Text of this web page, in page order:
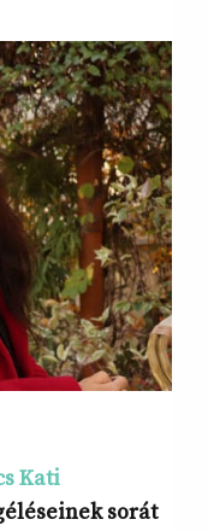
Kati
sorát